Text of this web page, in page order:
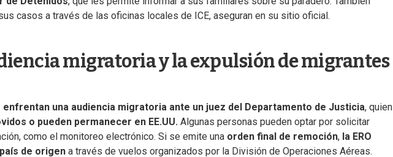
casos a través de las oficinas locales de ICE, aseguran en su sitio oficial.
migratoria y la expulsión de migrantes
enfrentan una audiencia migratoria ante un juez del Departamento de Justicia, quien
o pueden permanecer en EE.UU. Algunas personas pueden optar por solicitar
como el monitoreo electrónico. Si se emite una orden final de remoción, la ERO
de origen a través de vuelos organizados por la División de Operaciones Aéreas.